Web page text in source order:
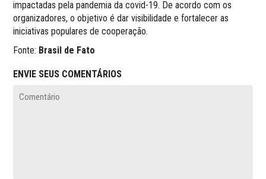
impactadas pela pandemia da covid-19. De acordo com os
organizadores, o objetivo é dar visibilidade e fortalecer as
iniciativas populares de cooperação.
Fonte: Brasil de Fato
ENVIE SEUS COMENTÁRIOS